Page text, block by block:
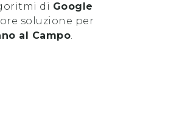
di Google
soluzione per
al Campo.